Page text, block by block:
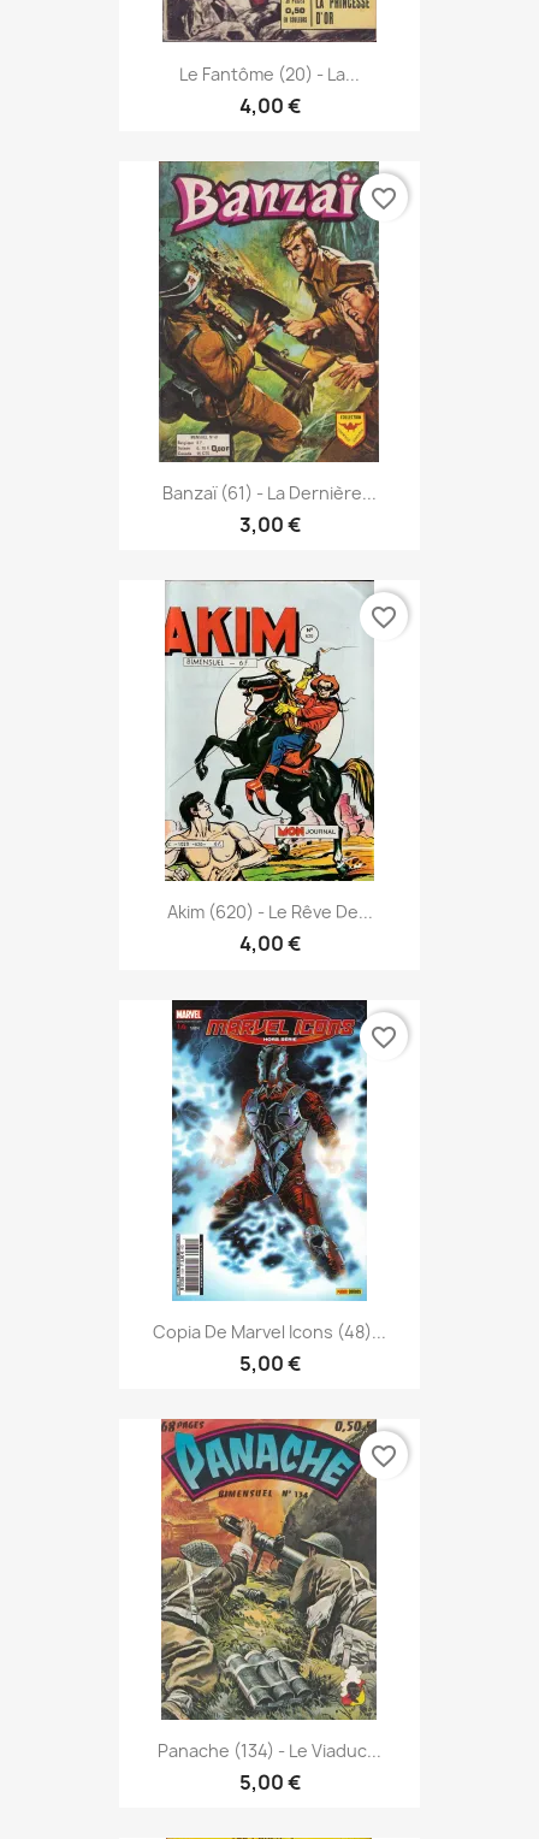
Le Fantôme (20) - La...
4,00 €
Banzaï (61) - La Dernière...
3,00 €
favorite_border
Akim (620) - Le Rêve De...
4,00 €
favorite_border
Copia De Marvel Icons (48)...
5,00 €
favorite_border
Panache (134) - Le Viaduc...
5,00 €
favorite_border